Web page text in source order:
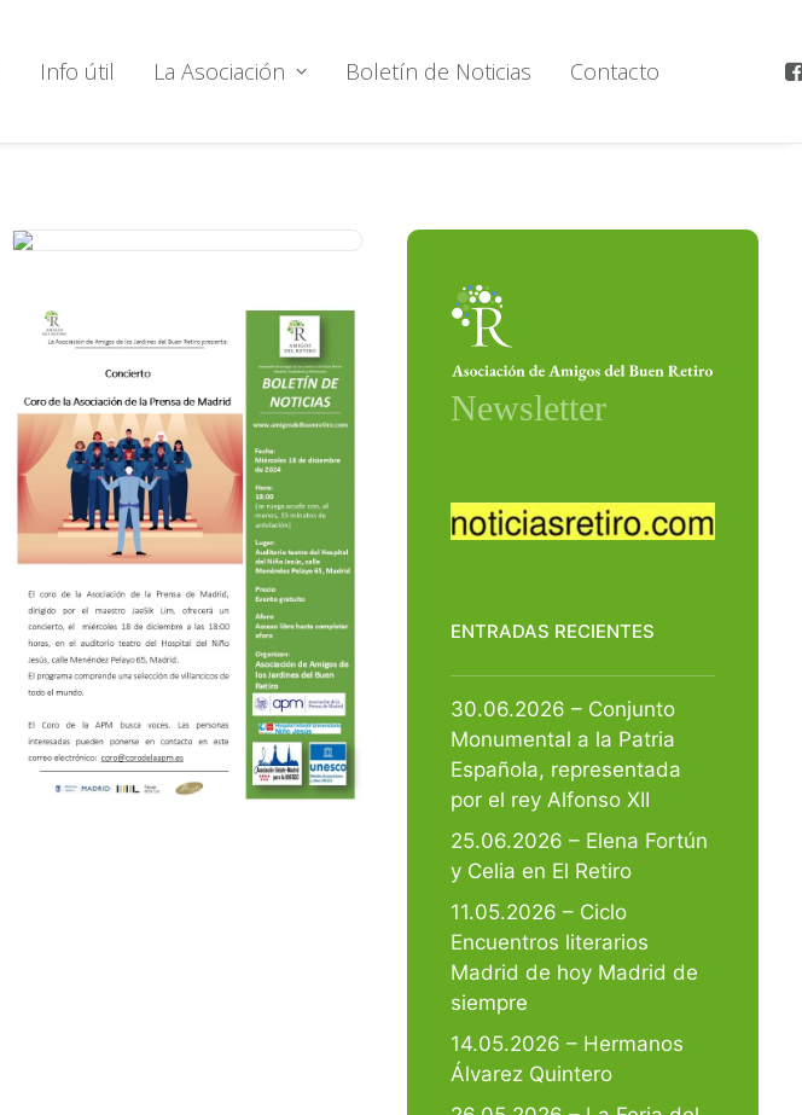
Info útil La Asociación Boletín de Noticias Contacto
ENTRADAS RECIENTES
30.06.2026 – Conjunto
Monumental a la Patria
Española, representada
por el rey Alfonso XII
25.06.2026 – Elena Fortún
y Celia en El Retiro
11.05.2026 – Ciclo
Encuentros literarios
Madrid de hoy Madrid de
siempre
14.05.2026 – Hermanos
Álvarez Quintero